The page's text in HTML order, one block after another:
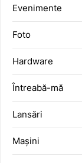
Evenimente
Foto
Hardware
Întreabă-mă
Lansări
Mașini